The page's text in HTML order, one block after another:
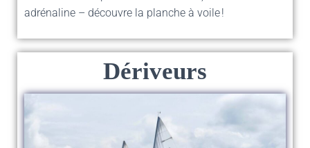
adrénaline – découvre la planche à voile !
Dériveurs